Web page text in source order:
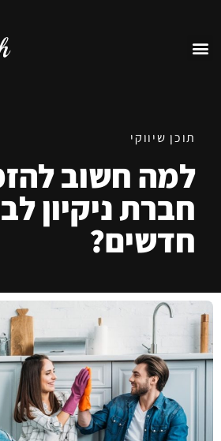
תוכן שיווקי
למה חשוב
חברת ניקיון
חדשים?